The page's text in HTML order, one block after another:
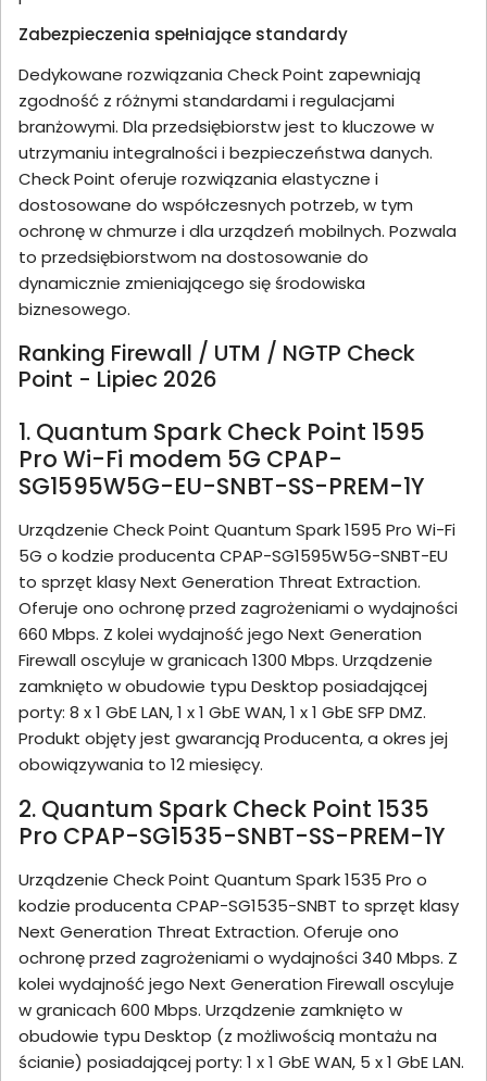
Zabezpieczenia spełniające standardy
Dedykowane rozwiązania Check Point zapewniają
zgodność z różnymi standardami i regulacjami
branżowymi. Dla przedsiębiorstw jest to kluczowe w
utrzymaniu integralności i bezpieczeństwa danych.
Check Point oferuje rozwiązania elastyczne i
dostosowane do współczesnych potrzeb, w tym
ochronę w chmurze i dla urządzeń mobilnych. Pozwala
to przedsiębiorstwom na dostosowanie do
dynamicznie zmieniającego się środowiska
biznesowego.
Ranking Firewall / UTM / NGTP Check
Point - Lipiec 2026
1. Quantum Spark Check Point 1595
Pro Wi-Fi modem 5G CPAP-
SG1595W5G-EU-SNBT-SS-PREM-1Y
Urządzenie Check Point Quantum Spark 1595 Pro Wi-Fi
5G o kodzie producenta CPAP-SG1595W5G-SNBT-EU
to sprzęt klasy Next Generation Threat Extraction.
Oferuje ono ochronę przed zagrożeniami o wydajności
660 Mbps. Z kolei wydajność jego Next Generation
Firewall oscyluje w granicach 1300 Mbps. Urządzenie
zamknięto w obudowie typu Desktop posiadającej
porty: 8 x 1 GbE LAN, 1 x 1 GbE WAN, 1 x 1 GbE SFP DMZ.
Produkt objęty jest gwarancją Producenta, a okres jej
obowiązywania to 12 miesięcy.
2. Quantum Spark Check Point 1535
Pro CPAP-SG1535-SNBT-SS-PREM-1Y
Urządzenie Check Point Quantum Spark 1535 Pro o
kodzie producenta CPAP-SG1535-SNBT to sprzęt klasy
Next Generation Threat Extraction. Oferuje ono
ochronę przed zagrożeniami o wydajności 340 Mbps. Z
kolei wydajność jego Next Generation Firewall oscyluje
w granicach 600 Mbps. Urządzenie zamknięto w
obudowie typu Desktop (z możliwością montażu na
ścianie) posiadającej porty: 1 x 1 GbE WAN, 5 x 1 GbE LAN.